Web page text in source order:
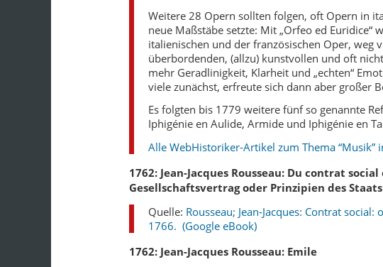
Weitere 28 Opern sollten folgen, oft Opern in
neue Maßstäbe setzte: Mit „Orfeo ed
italienischen und der französischen Oper, weg
überbordenden, (allzu) kunstvollen und oft
mehr Geradlinigkeit, Klarheit und „echten“
viele zunächst, erfreute sich dann aber großer
Es folgten bis 1779 weitere fünf so genannte
Iphigénie en Aulide, Armide und Iphigénie en
Alle WebHistoriker-Artikel zum Thema “Musik”
1762: Jean-Jacques Rousseau: Du contrat
Gesellschaftsvertrag oder Prinzipien des
Quelle: Rousseau; Jean-Jacques: Contrat
1766. (Google eBook)
1762: Jean-Jacques Rousseau: Emile